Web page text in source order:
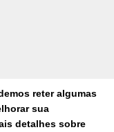
reter algumas
sua
detalhes sobre